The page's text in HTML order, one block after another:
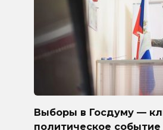
Выборы в Госдуму —
политическое